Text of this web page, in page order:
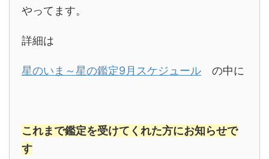
やってます。
詳細は
星のいま～星の鑑定9月スケジュール の中に
これまで鑑定を受けてくれた方にお知らせで
す